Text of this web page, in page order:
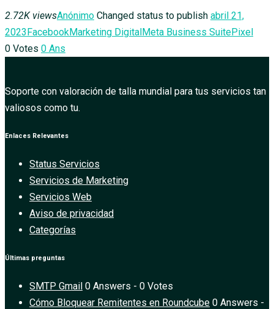
2.72K viewsAnónimo Changed status to publish abril 21,
2023FacebookMarketing DigitalMeta Business SuitePixel
0 Votes 0 Ans
Soporte con valoración de talla mundial para tus servicios tan
valiosos como tu.
Enlaces Relevantes
Status Servicios
Servicios de Marketing
Servicios Web
Aviso de privacidad
Categorías
Últimas preguntas
SMTP Gmail 0 Answers - 0 Votes
Cómo Bloquear Remitentes en Roundcube 0 Answers -